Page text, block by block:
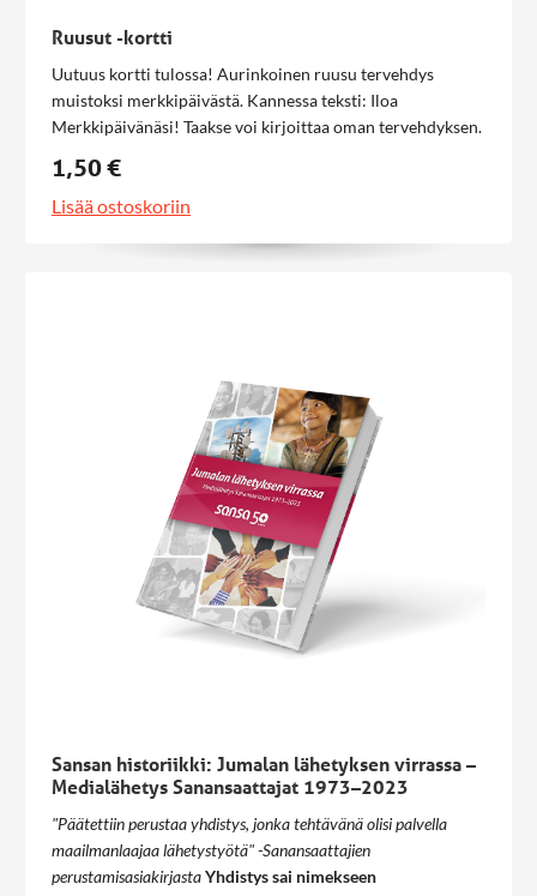
Ruusut -kortti
Uutuus kortti tulossa! Aurinkoinen ruusu tervehdys
muistoksi merkkipäivästä. Kannessa teksti: Iloa
Merkkipäivänäsi! Taakse voi kirjoittaa oman tervehdyksen.
1,50 €
Lisää ostoskoriin
Sansan historiikki: Jumalan lähetyksen virrassa –
Medialähetys Sanansaattajat 1973–2023
"Päätettiin perustaa yhdistys, jonka tehtävänä olisi palvella
maailmanlaajaa lähetystyötä" -Sanansaattajien
perustamisasiakirjastaYhdistys sai nimekseen